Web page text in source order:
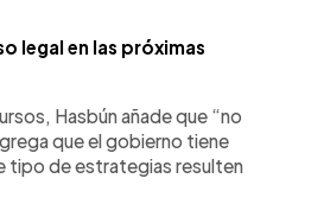
legal en las próximas
Hasbún añade que “no
que el gobierno tiene
tipo de estrategias resulten